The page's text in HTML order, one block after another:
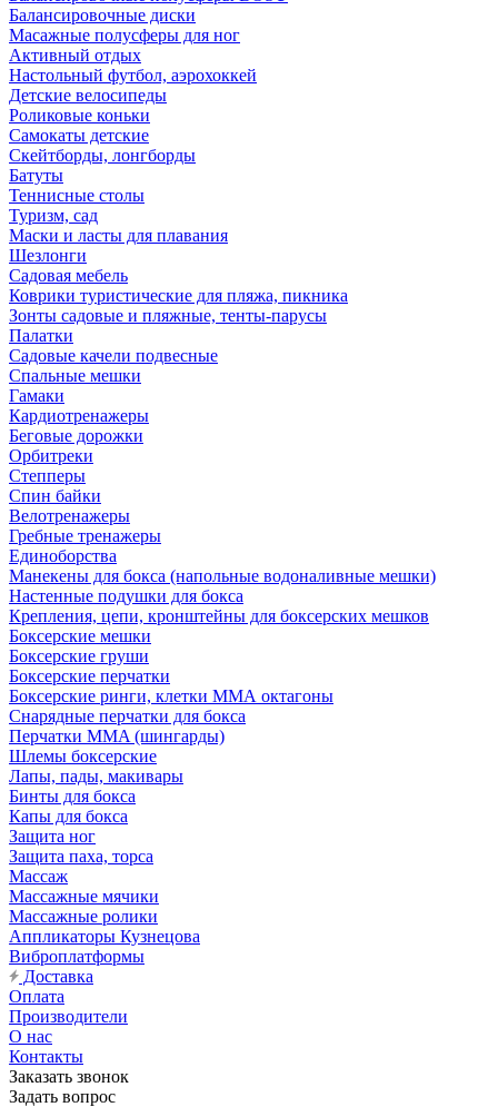
Балансировочные диски
Масажные полусферы для ног
Активный отдых
Настольный футбол, аэрохоккей
Детские велосипеды
Роликовые коньки
Самокаты детские
Скейтборды, лонгборды
Батуты
Теннисные столы
Туризм, сад
Маски и ласты для плавания
Шезлонги
Садовая мебель
Коврики туристические для пляжа, пикника
Зонты садовые и пляжные, тенты-парусы
Палатки
Садовые качели подвесные
Спальные мешки
Гамаки
Кардиотренажеры
Беговые дорожки
Орбитреки
Степперы
Спин байки
Велотренажеры
Гребные тренажеры
Единоборства
Манекены для бокса (напольные водоналивные мешки)
Настенные подушки для бокса
Крепления, цепи, кронштейны для боксерских мешков
Боксерские мешки
Боксерские груши
Боксерские перчатки
Боксерские ринги, клетки ММА октагоны
Снарядные перчатки для бокса
Перчатки MMA (шингарды)
Шлемы боксерские
Лапы, пады, макивары
Бинты для бокса
Капы для бокса
Защита ног
Защита паха, торса
Массаж
Массажные мячики
Массажные ролики
Аппликаторы Кузнецова
Виброплатформы
Доставка
Оплата
Производители
О нас
Контакты
Заказать звонок
Задать вопрос